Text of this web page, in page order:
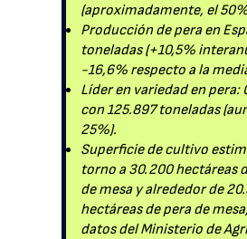
(aproximadamente, el
Producción de pera en
toneladas (+10,5%
-16,6% respecto a la
Líder en variedad en pera:
con 125.897 toneladas
25%).
Superficie de cultivo
torno a 30.200 hectáreas
de mesa y alrededor de
hectáreas de pera de
datos del Ministerio de